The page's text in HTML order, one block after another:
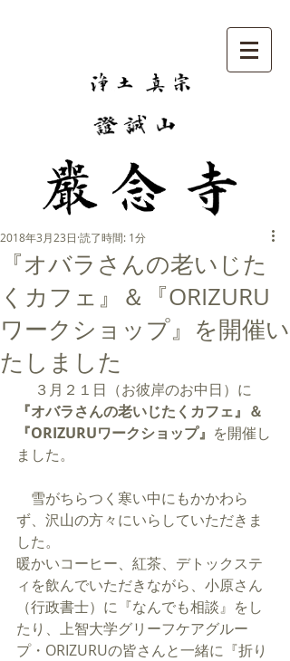
『オバラさんの老いじた
くカフェ』＆『ORIZURU
ワークショップ』を開催い
たしました
2018年3月23日 読了時間: 1分
３月２１日（お彼岸のお中日）に
『オバラさんの老いじたくカフェ』＆
『ORIZURUワークショップ』 を開催し
ました。
雪がちらつく寒い中にもかかわら
ず、沢山の方々にいらしていただきま
した。
暖かいコーヒー、紅茶、デトックステ
ィを飲んでいただきながら、小原さん
（行政書士）に『なんでも相談』をし
たり、上智大学グリーフケアグルー
プ・ORIZURUの皆さんと一緒に『折り